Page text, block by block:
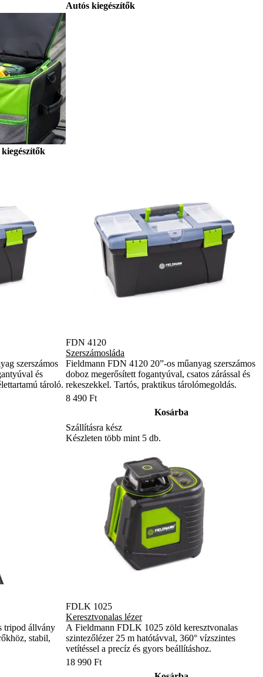
Autós kiegészítők
szerszámos
és
tároló.
FDN 4120
Szerszámosláda
Fieldmann FDN 4120 20”-os műanyag szerszámos
doboz megerősített fogantyúval, csatos zárással és
rekeszekkel. Tartós, praktikus tárolómegoldás.
8 490 Ft
Kosárba
Szállításra kész
Készleten több mint 5 db.
tripod állvány
stabil,
FDLK 1025
Keresztvonalas lézer
A Fieldmann FDLK 1025 zöld keresztvonalas
szintezőlézer 25 m hatótávval, 360° vízszintes
vetítéssel a precíz és gyors beállításhoz.
18 990 Ft